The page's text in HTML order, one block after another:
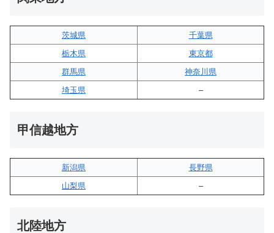
茨城県
千葉県
栃木県
東京都
群馬県
神奈川県
埼玉県
–
甲信越地方
新潟県
長野県
山梨県
–
北陸地方